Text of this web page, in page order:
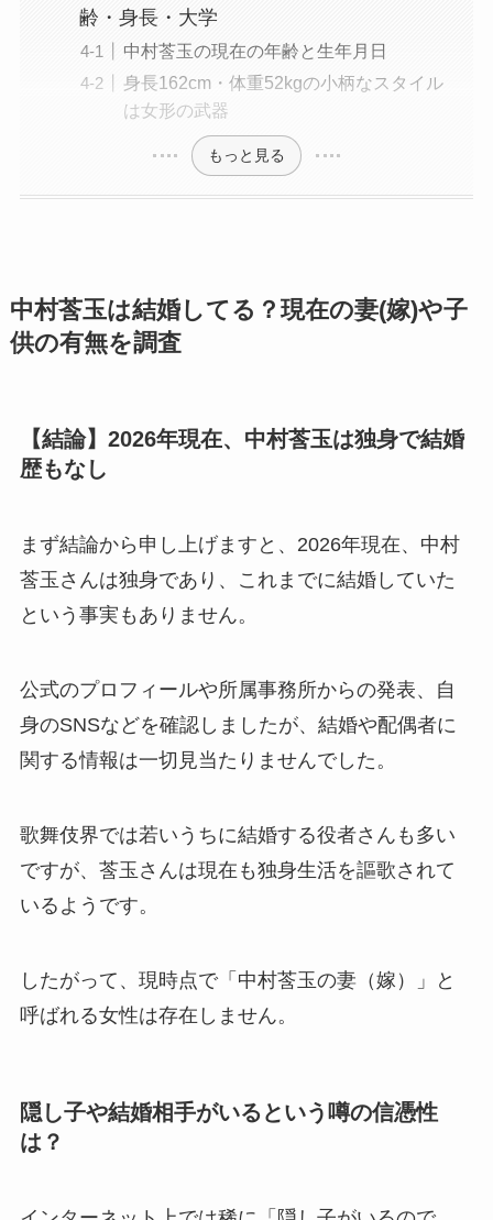
齢・身長・大学
中村莟玉の現在の年齢と生年月日
身長162cm・体重52kgの小柄なスタイル
は女形の武器
もっと見る
中村莟玉は結婚してる？現在の妻(嫁)や子
供の有無を調査
【結論】2026年現在、中村莟玉は独身で結婚
歴もなし
まず結論から申し上げますと、2026年現在、中村
莟玉さんは独身であり、これまでに結婚していた
という事実もありません。
公式のプロフィールや所属事務所からの発表、自
身のSNSなどを確認しましたが、結婚や配偶者に
関する情報は一切見当たりませんでした。
歌舞伎界では若いうちに結婚する役者さんも多い
ですが、莟玉さんは現在も独身生活を謳歌されて
いるようです。
したがって、現時点で「中村莟玉の妻（嫁）」と
呼ばれる女性は存在しません。
隠し子や結婚相手がいるという噂の信憑性
は？